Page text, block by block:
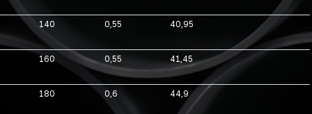
140 0,55 40,95
160 0,55 41,45
180 0,6 44,9